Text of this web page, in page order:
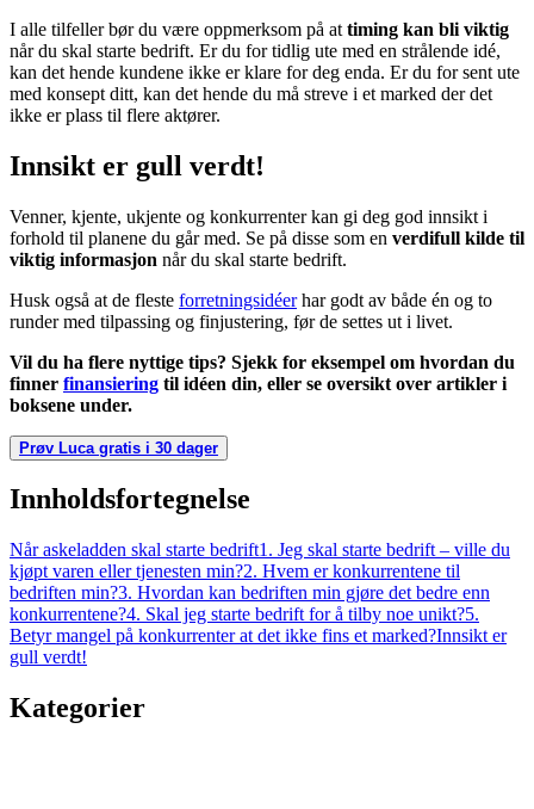
I alle tilfeller bør du være oppmerksom på at timing kan bli viktig
når du skal starte bedrift. Er du for tidlig ute med en strålende idé,
kan det hende kundene ikke er klare for deg enda. Er du for sent ute
med konsept ditt, kan det hende du må streve i et marked der det
ikke er plass til flere aktører.
Innsikt er gull verdt!
Venner, kjente, ukjente og konkurrenter kan gi deg god innsikt i
forhold til planene du går med. Se på disse som en verdifull kilde til
viktig informasjon når du skal starte bedrift.
Husk også at de fleste forretningsidéerhar godt av både én og to
runder med tilpassing og finjustering, før de settes ut i livet.
Vil du ha flere nyttige tips? Sjekk for eksempel om hvordan du
finner finansiering til idéen din, eller se oversikt over artikler i
boksene under.
Prøv Luca gratis i 30 dager
Innholdsfortegnelse
Når askeladden skal starte bedrift1. Jeg skal starte bedrift – ville du
kjøpt varen eller tjenesten min?2. Hvem er konkurrentene til
bedriften min?3. Hvordan kan bedriften min gjøre det bedre enn
konkurrentene?4. Skal jeg starte bedrift for å tilby noe unikt?5.
Betyr mangel på konkurrenter at det ikke fins et marked?Innsikt er
gull verdt!
Kategorier